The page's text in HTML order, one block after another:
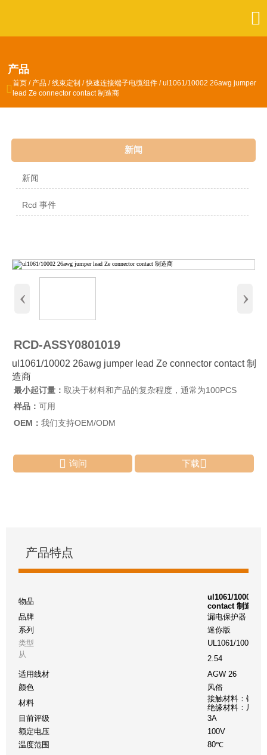

产品
 首页 / 产品 /线束定制 /快速连接端子电缆组件 /ul1061/10002 26awg jumper
lead Ze connector contact 制造商
新闻
新闻
Rcd 事件
‹ ›
RCD-ASSY0801019
ul1061/10002 26awg jumper lead Ze connector contact 制
造商
最小起订量： 取决于材料和产品的复杂程度，通常为100PCS
样品： 可用
OEM： 我们支持OEM/ODM
 询问 下载
产品特点
物品
ul1061/10002
contact 制造商
品牌
漏电保护器
系列
迷你版
类型
UL1061/10002
从
2.54
适用线材
AGW 26
颜色
风俗
材料
接触材料：铜
绝缘材料：尼龙
目前评级
3A
额定电压
100V
温度范围
80℃